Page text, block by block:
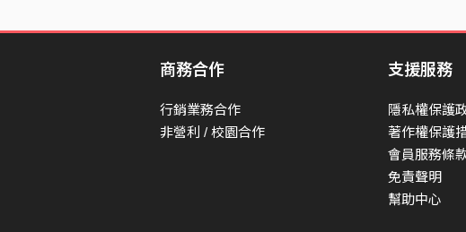
商務合作
行銷業務合作
非營利 / 校園合作
支援服務
隱私權保護
著作權保護
會員服務條
免責聲明
幫助中心